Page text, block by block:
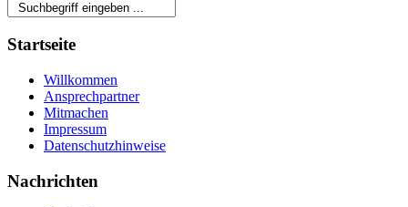
Startseite
Willkommen
Ansprechpartner
Mitmachen
Impressum
Datenschutzhinweise
Nachrichten